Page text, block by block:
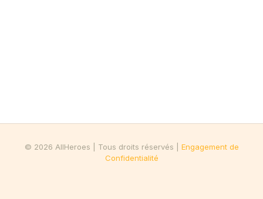
© 2026 AllHeroes | Tous droits réservés | Engagement de
Confidentialité